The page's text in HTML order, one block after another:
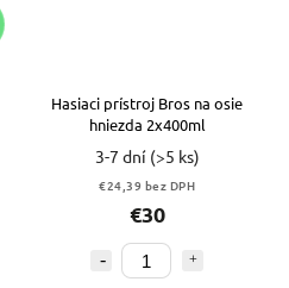
Hasiaci prístroj Bros na osie
hniezda 2x400ml
3-7 dní (>5 ks)
€24,39 bez DPH
€30